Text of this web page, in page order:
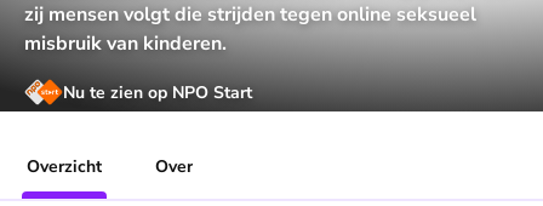
zij mensen volgt die strijden tegen online seksueel
misbruik van kinderen.
Nu te zien op NPO Start
Overzicht Over